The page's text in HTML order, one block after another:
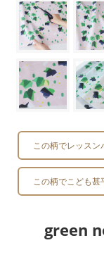
この柄でレッス
この柄でこども
green